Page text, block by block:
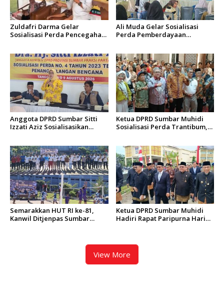
Zuldafri Darma Gelar
Sosialisasi Perda Pencegahan
Ali Muda Gelar Sosialisasi
Perda Pemberdayaan
Lembah Melintang Pasbar
Anggota DPRD Sumbar Sitti
Izzati Aziz Sosialisasikan
Ketaping
Ketua DPRD Sumbar Muhidi
Sosialisasi Perda Trantibum,
Semarakkan HUT RI ke-81,
Kanwil Ditjenpas Sumbar
Ketua DPRD Sumbar Muhidi
Hadiri Rapat Paripurna Hari
View More